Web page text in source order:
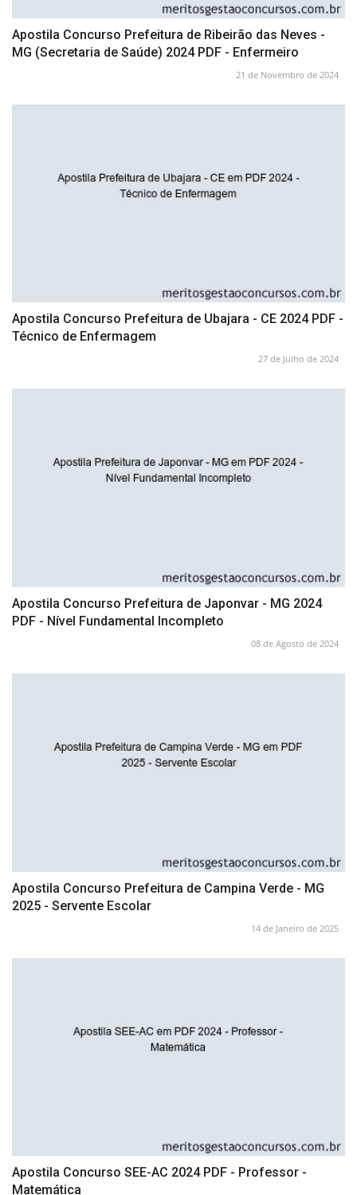
Apostila Concurso Prefeitura de Ribeirão das Neves -
MG (Secretaria de Saúde) 2024 PDF - Enfermeiro
21 de Novembro de 2024
Apostila Concurso Prefeitura de Ubajara - CE 2024 PDF -
Técnico de Enfermagem
27 de Julho de 2024
Apostila Concurso Prefeitura de Japonvar - MG 2024
PDF - Nível Fundamental Incompleto
08 de Agosto de 2024
Apostila Concurso Prefeitura de Campina Verde - MG
2025 - Servente Escolar
14 de Janeiro de 2025
Apostila Concurso SEE-AC 2024 PDF - Professor -
Matemática